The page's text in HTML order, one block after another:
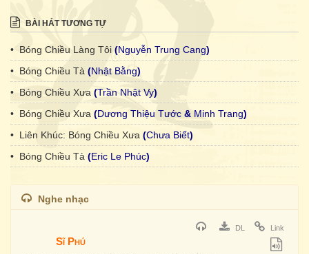
BÀI HÁT TƯƠNG TỰ
• Bóng Chiều Làng Tôi (Nguyễn Trung Cang)
• Bóng Chiều Tà (Nhật Bằng)
• Bóng Chiều Xưa (Trần Nhật Vy)
• Bóng Chiều Xưa (Dương Thiệu Tước & Minh Trang)
• Liên Khúc: Bóng Chiều Xưa (Chưa Biết)
• Bóng Chiều Tà (Eric Le Phúc)
Nghe nhạc
DL Link
Sĩ Phú